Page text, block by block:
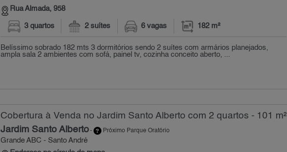
Rua Almada, 958
3 quartos 2 suítes 6 vagas 182 m²
Belíssimo sobrado 182 mts 3 dormitórios sendo 2 suítes com armários planejados,
ampla sala 2 ambientes com sofá, painel tv, cozinha conceito aberto, ...
Cobertura à Venda no Jardim Santo Alberto com 2 quartos - 101 m²
Jardim Santo Alberto- Próximo Parque Oratório
Grande ABC - Santo André